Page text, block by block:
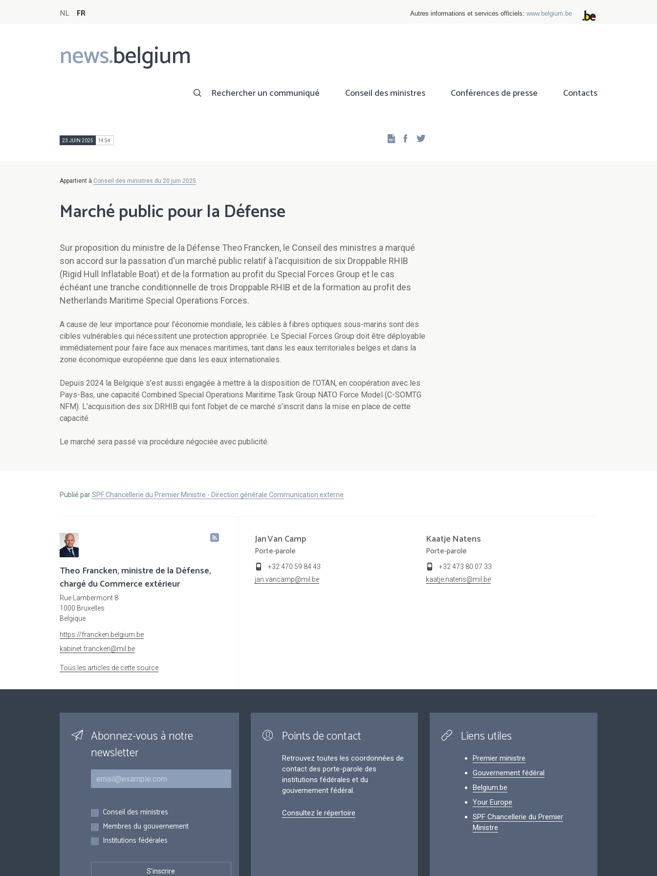
NL FR Autres informations et services officiels: www.belgium.be
news.belgium
Main
navigation
Rechercher un communiqué Conseil des ministres Conférences de presse Contacts
23 JUIN 2025 14:54 Facebook
Appartient à Conseil des ministres du 20 juin 2025
Marché public pour la Défense
Sur proposition du ministre de la Défense Theo Francken, le Conseil des ministres a marqué
son accord sur la passation d'un marché public relatif à l’acquisition de six Droppable RHIB
(Rigid Hull Inflatable Boat) et de la formation au profit du Special Forces Group et le cas
échéant une tranche conditionnelle de trois Droppable RHIB et de la formation au profit des
Netherlands Maritime Special Operations Forces.
A cause de leur importance pour l’économie mondiale, les câbles à fibres optiques sous-marins sont des
cibles vulnérables qui nécessitent une protection appropriée. Le Special Forces Group doit être déployable
immédiatement pour faire face aux menaces maritimes, tant dans les eaux territoriales belges et dans la
zone économique européenne que dans les eaux internationales.
Depuis 2024 la Belgique s’est aussi engagée à mettre à la disposition de l’OTAN, en coopération avec les
Pays-Bas, une capacité Combined Special Operations Maritime Task Group NATO Force Model (C-SOMTG
NFM). L’acquisition des six DRHIB qui font l’objet de ce marché s’inscrit dans la mise en place de cette
capacité.
Le marché sera passé via procédure négociée avec publicité.
Publié parSPF Chancellerie du Premier Ministre - Direction générale Communication externe
Theo Francken, ministre de la Défense,
chargé du Commerce extérieur
Rue Lambermont 8
1000 Bruxelles
Belgique
https://francken.belgium.be
kabinet.francken@mil.be
Tous les articles de cette source
JanVan Camp
Porte-parole
+32 470 59 84 43
jan.vancamp@mil.be
Kaatje Natens
Porte-parole
+32 473 80 07 33
kaatje.natens@mil.be
Abonnez-vous à notre
newsletter
Courriel
Inscriptions
Conseil des ministres
Membres du gouvernement
Institutions fédérales
Points de contact
Retrouvez toutes les coordonnées de
contact des porte-parole des
institutions fédérales et du
gouvernement fédéral.
Consultez le répertoire
Liens utiles
Premier ministre
Gouvernement fédéral
Belgium.be
Your Europe
SPF Chancellerie du Premier
Ministre